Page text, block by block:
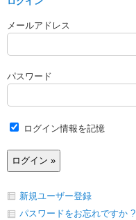
メールアドレス
パスワード
ログイン情報を記憶
新規ユーザー登録
パスワードをお忘れですか ?